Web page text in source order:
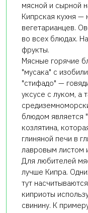
мясной и сырной
Кипрская кухня —
вегетарианцев.
во всех блюдах.
фрукты.
Мясные горячие
"мусака" с
"стифадо" —
уксусе с луком, а
блюдом является
козлятина,
глиняной печи в
лавровым листом
Для любителей
лучше Кипра.
тут
киприоты
свинину. К